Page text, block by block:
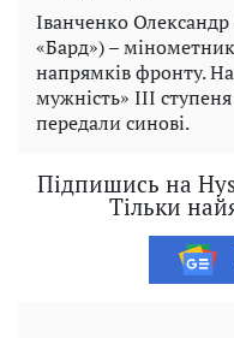
Іванченко
«Бард») –
напрямків фронту.
мужність» III
передали синові.
Підпишись на
Тільки